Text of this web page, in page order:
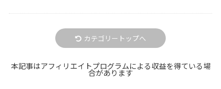
カテゴリートップへ
本記事はアフィリエイトプログラムによる収益を得ている場
合があります